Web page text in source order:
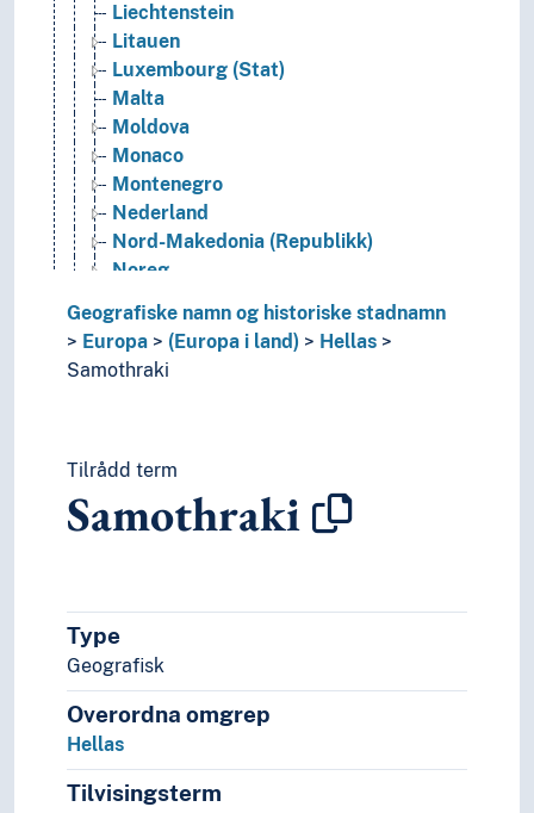
Liechtenstein
Litauen
Luxembourg (Stat)
Malta
Moldova
Monaco
Montenegro
Nederland
Nord-Makedonia (Republikk)
Noreg
Polen
Portugal
Romania
Slovenia
Storbritannia
Tsjekkia
Tsjekkoslovakia
Tyrkia
Ukraina
Ungarn
Vatikanstaten
Geografiske namn og historiske stadnamn
Europa
(Europa i land)
Hellas
Samothraki
Tilrådd term
Samothraki
Type
Geografisk
Overordna omgrep
Hellas
Tilvisingsterm